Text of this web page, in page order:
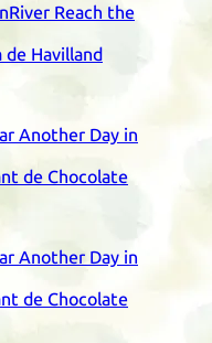
Reach the
de Havilland
Another Day in
de Chocolate
Another Day in
de Chocolate